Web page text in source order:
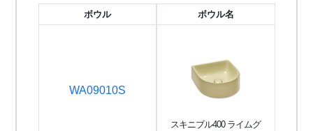
ボウル
WA09010S
ボウル名
スキニブル400 ライムグ